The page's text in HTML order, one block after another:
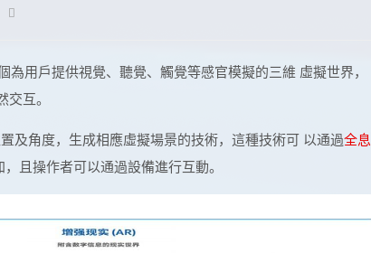
用戶提供視覺、聽覺、觸覺等感官模擬的三維 虛擬世界，
互。
及角度，生成相應虛擬場景的技術，這種技術可 以通過全息
且操作者可以通過設備進行互動。